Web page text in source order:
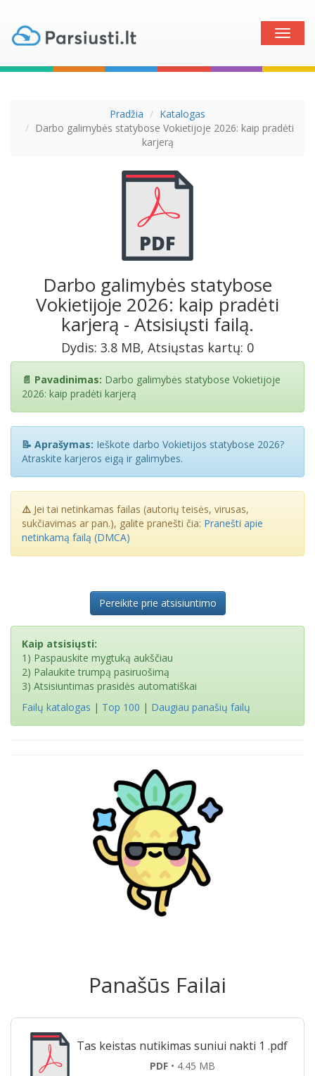
Toggle
Pradžia
Katalogas
Darbo galimybės statybose Vokietijoje 2026: kaip pradėti
karjerą
Darbo galimybės statybose
Vokietijoje 2026: kaip pradėti
karjerą - Atsisiųsti failą.
Dydis: 3.8 MB, Atsiųstas kartų: 0
📄 Pavadinimas: Darbo galimybės statybose Vokietijoje
2026: kaip pradėti karjerą
📝 Aprašymas: Ieškote darbo Vokietijos statybose 2026?
Atraskite karjeros eigą ir galimybes.
⚠️ Jei tai netinkamas failas (autorių teisės, virusas,
sukčiavimas ar pan.), galite pranešti čia: Pranešti apie
netinkamą failą (DMCA)
Pereikite prie atsisiuntimo
Kaip atsisiųsti:
1) Paspauskite mygtuką aukščiau
2) Palaukite trumpą pasiruošimą
3) Atsisiuntimas prasidės automatiškai
Failų katalogas | Top 100 | Daugiau panašių failų
Panašūs Failai
Tas keistas nutikimas suniui nakti 1 .pdf
PDF• 4.45 MB